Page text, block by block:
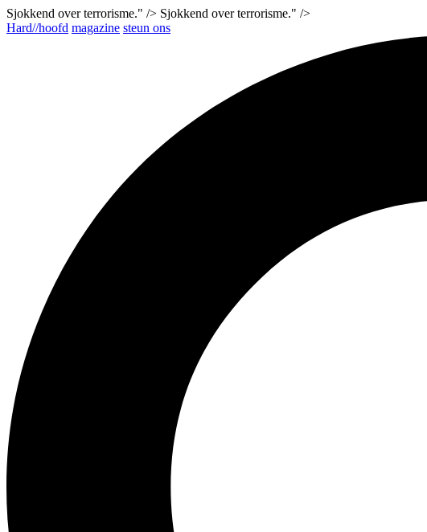
Sjokkend over terrorisme." /> Sjokkend over terrorisme." />
Hard//hoofd magazine steun ons